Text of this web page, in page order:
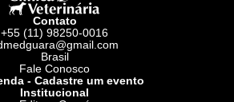
Contato
+55 (11) 98250-0016
Brasil
Fale Conosco
- Cadastre um evento
Institucional